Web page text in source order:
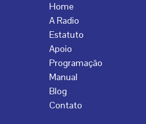
Home
A Radio
Estatuto
Apoio
Programação
Manual
Blog
Contato